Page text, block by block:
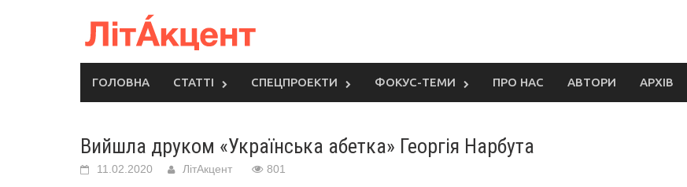
ГОЛОВНА СТАТТІ СПЕЦПРОЕКТИ ФОКУС-ТЕМИ ПРО НАС АВТОРИ АРХІВ
Вийшла друком «Українська абетка» Георгія Нарбута
11.02.2020 ЛітАкцент 801